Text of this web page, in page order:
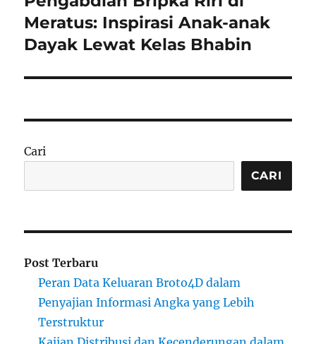
post:
Meratus: Inspirasi Anak-anak
Dayak Lewat Kelas Bhabin
Cari
CARI
Post Terbaru
Peran Data Keluaran Broto4D dalam
Penyajian Informasi Angka yang Lebih
Terstruktur